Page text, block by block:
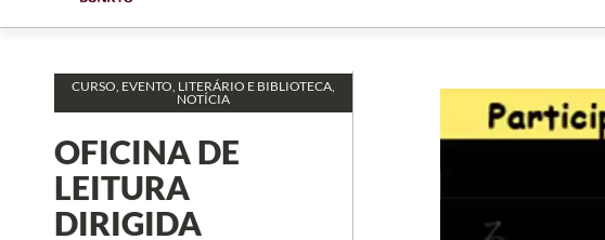
CURSO, EVENTO, LITERÁRIO E BIBLIOTECA,
NOTÍCIA
OFICINA DE
LEITURA
DIRIGIDA